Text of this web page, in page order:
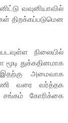
வவுனியாவில்
திறக்கப்படுமென
நிலையில்
துக்கதினமாக
இதற்கு அமைவாக
வரை வர்த்தக
சங்கம் கோரிக்கை